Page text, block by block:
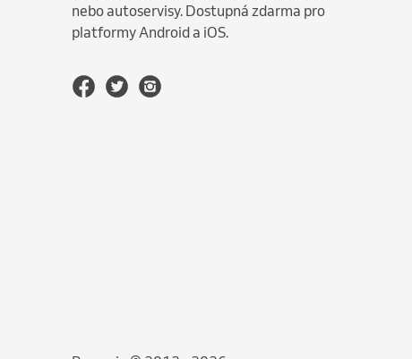
nebo autoservisy. Dostupná zdarma pro
platformy Android a iOS.